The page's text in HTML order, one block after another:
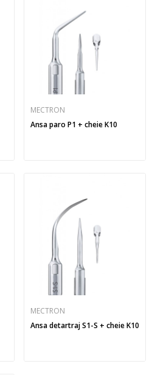
MECTRON
Ansa paro P1 + cheie K10
MECTRON
Ansa detartraj S1-S + cheie K10